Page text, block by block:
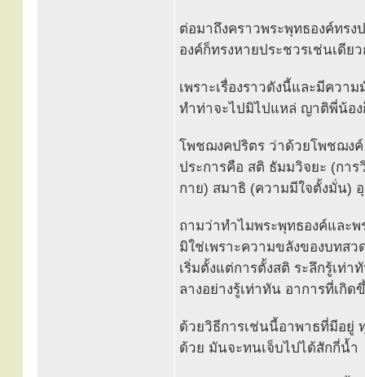
ต่อมาถึงคราวพระพุทธองค์ทร
องค์ก็ทรงหายประชวรเช่นเดีย
เพราะเรื่องราวดังนี้และมีคว
ทำท่าจะไปมิไปแหล่ ญาติพี่น้อ
โพชฌงคปริตร ว่าด้วยโพชฌงค์
ประการคือ สติ ธัมมวิจยะ (กา
กาย) สมาธิ (ความมีใจตั้งมั่น)
ถามว่าทำไมพระพุทธองค์และ
มิใช่เพราะความขลังของบทส
เริ่มตั้งแต่การตั้งสติ ระลึกรู้เท่
ลางอย่างรู้เท่าทัน อาการที่เกิ
ด้วยวิธีการเช่นนี้อาพาธที่มีอยู่
ด้วย มันจะทนเจ็บไปได้สักกี่น้ำ